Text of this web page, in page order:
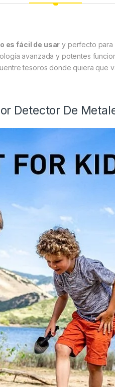
es fácil de usar y perfecto para
avanzada y potentes
tesoros donde quiera que
Detector De